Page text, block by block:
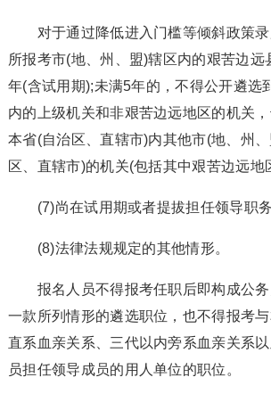
对于通过降低进入门槛等倾斜政策录
所报考市(地、州、盟)辖区内的艰苦边远
年(含试用期);未满5年的，不得公开遴选
内的上级机关和非艰苦边远地区的机关
本省(自治区、直辖市)内其他市(地、州
区、直辖市)的机关(包括其中艰苦边远地
(7)尚在试用期或者提拔担任领导职务
(8)法律法规规定的其他情形。
报名人员不得报考任职后即构成公务
一款所列情形的遴选职位，也不得报考与
直系血亲关系、三代以内旁系血亲关系
员担任领导成员的用人单位的职位。